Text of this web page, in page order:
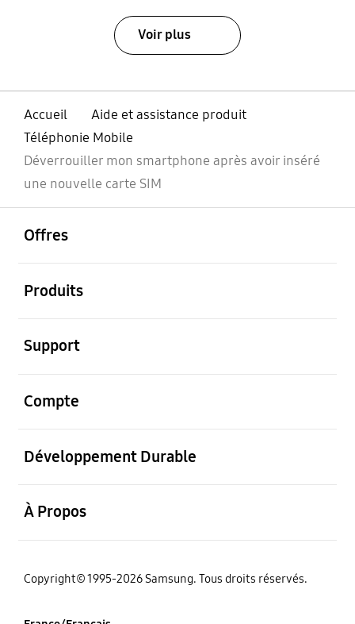
Voir plus
Accueil
Aide et assistance produit
Téléphonie Mobile
Déverrouiller mon smartphone après avoir inséré
une nouvelle carte SIM
Offres
Produits
Support
Compte
Développement Durable
À Propos
‌Copyright© 1995-2026 Samsung. Tous droits réservés.